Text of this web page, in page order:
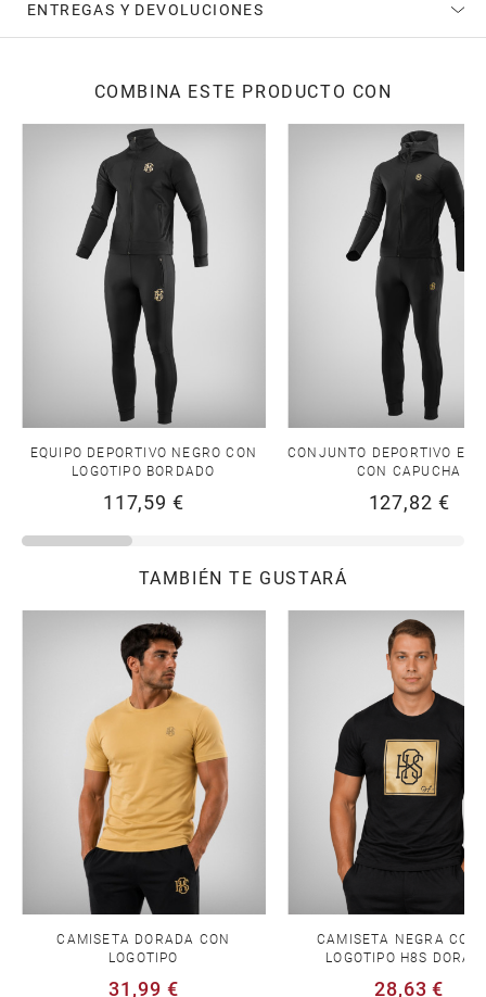
ENTREGAS Y DEVOLUCIONES
COMBINA ESTE PRODUCTO CON
EQUIPO DEPORTIVO NEGRO CON
LOGOTIPO BORDADO
117,59 €
CONJUNTO DEPORTIVO EN
CON CAPUCHA
127,82 €
TAMBIÉN TE GUSTARÁ
CAMISETA DORADA CON
LOGOTIPO
31,99 €
CAMISETA NEGRA CON
LOGOTIPO H8S
28,63 €